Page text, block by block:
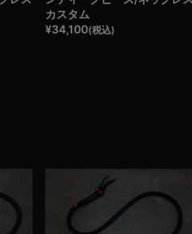
カスタム
¥34,100(税込)